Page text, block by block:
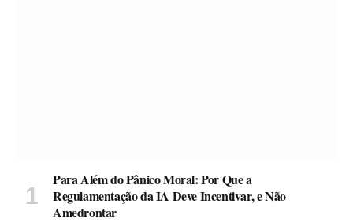
Para Além do Pânico Moral: Por Que a
Regulamentação da IA Deve Incentivar, e Não
Amedrontar